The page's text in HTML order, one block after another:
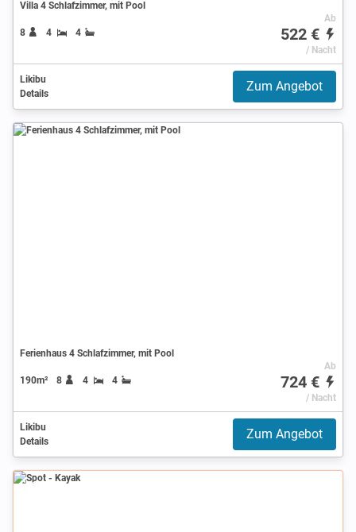
Villa 4 Schlafzimmer, mit Pool
8 4 4
Ab
522 €
/ Nacht
Likibu
Details
Zum Angebot
Ferienhaus 4 Schlafzimmer, mit Pool
190m² 8 4 4
Ab
724 €
/ Nacht
Likibu
Details
Zum Angebot
Spot